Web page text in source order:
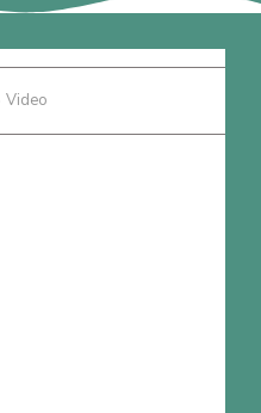
Video